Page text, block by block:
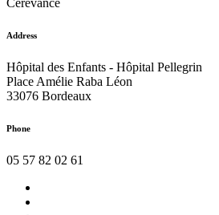
Address
Hôpital des Enfants - Hôpital Pellegrin
Place Amélie Raba Léon
33076 Bordeaux
Phone
05 57 82 02 61